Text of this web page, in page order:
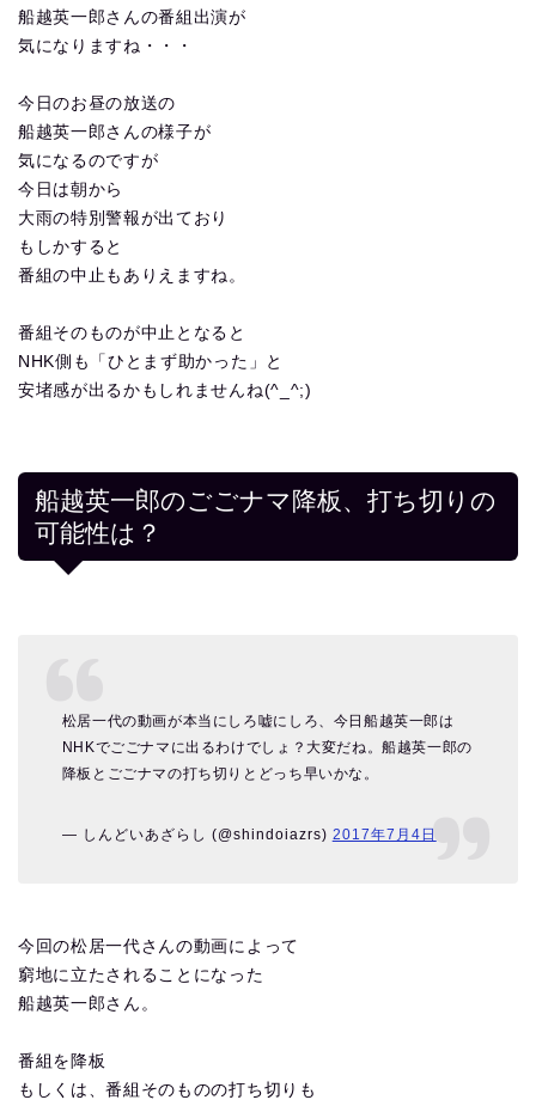
船越英一郎さんの番組出演が
気になりますね・・・
今日のお昼の放送の
船越英一郎さんの様子が
気になるのですが
今日は朝から
大雨の特別警報が出ており
もしかすると
番組の中止もありえますね。
番組そのものが中止となると
NHK側も「ひとまず助かった」と
安堵感が出るかもしれませんね(^_^;)
船越英一郎のごごナマ降板、打ち切りの
可能性は？
松居一代の動画が本当にしろ嘘にしろ、今日船越英一郎は
NHKでごごナマに出るわけでしょ？大変だね。船越英一郎の
降板とごごナマの打ち切りとどっち早いかな。
— しんどいあざらし (@shindoiazrs) 2017年7月4日
今回の松居一代さんの動画によって
窮地に立たされることになった
船越英一郎さん。
番組を降板
もしくは、番組そのものの打ち切りも